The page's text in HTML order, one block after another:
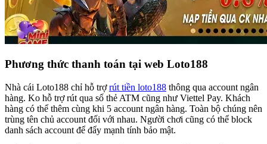
Phương thức thanh toán tại web Loto188
Nhà cái Loto188 chỉ hỗ trợrút tiền loto188 thông qua account ngân
hàng. Ko hỗ trợ rút qua số thẻ ATM cũng như Viettel Pay. Khách
hàng có thể thêm cùng khi 5 account ngân hàng. Toàn bộ chúng nên
trùng tên chủ account đối với nhau. Người chơi cũng có thể block
danh sách account để đẩy mạnh tính bảo mật.